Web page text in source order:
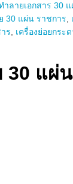
าลายเอกสาร 30
30 แผ่น ราชการ
ร เครื่องย่อยกระ
30 แผ่น